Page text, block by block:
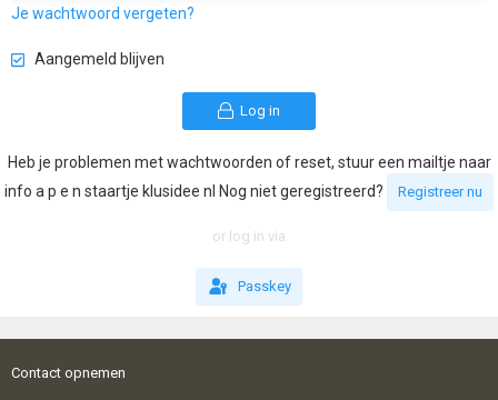
Je wachtwoord vergeten?
Aangemeld blijven
Log in
Heb je problemen met wachtwoorden of reset, stuur een mailtje naar
info a p e n staartje klusidee nl Nog niet geregistreerd?
Registreer nu
or log in via
Passkey
Contact opnemen